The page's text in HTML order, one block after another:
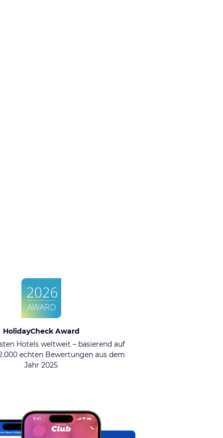
HolidayCheck Award
Hotels weltweit – basierend auf
echten Bewertungen aus dem
Jahr 2025